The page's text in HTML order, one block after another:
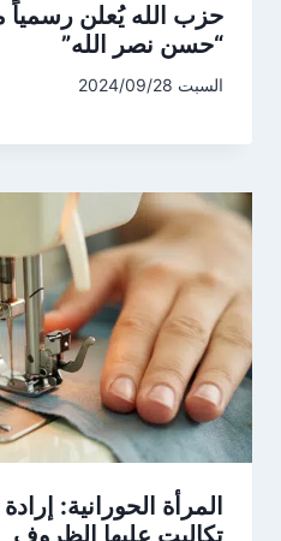
حزب الله يُعلن رسمياً
“حسن نصر الله”
السبت 2024/09/28
المرأة الحورانية: